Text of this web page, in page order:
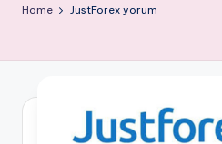
Home JustForex yorum